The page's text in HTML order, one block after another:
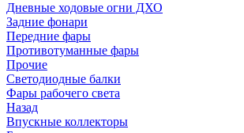
Дневные ходовые огни ДХО
Задние фонари
Передние фары
Противотуманные фары
Прочие
Светодиодные балки
Фары рабочего света
Назад
Впускные коллекторы